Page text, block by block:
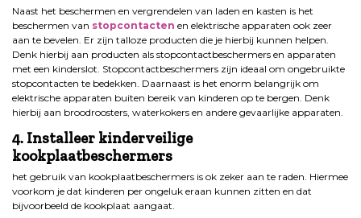
Naast het beschermen en vergrendelen van laden en kasten is het
beschermen van stopcontacten en elektrische apparaten ook zeer
aan te bevelen. Er zijn talloze producten die je hierbij kunnen helpen.
Denk hierbij aan producten als stopcontactbeschermers en apparaten
met een kinderslot. Stopcontactbeschermers zijn ideaal om ongebruikte
stopcontacten te bedekken. Daarnaast is het enorm belangrijk om
elektrische apparaten buiten bereik van kinderen op te bergen. Denk
hierbij aan broodroosters, waterkokers en andere gevaarlijke apparaten.
4. Installeer kinderveilige
kookplaatbeschermers
het gebruik van kookplaatbeschermers is ok zeker aan te raden. Hiermee
voorkom je dat kinderen per ongeluk eraan kunnen zitten en dat
bijvoorbeeld de kookplaat aangaat.